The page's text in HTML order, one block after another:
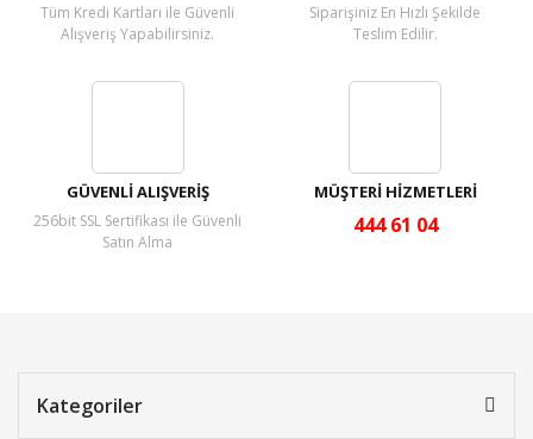
Tüm Kredi Kartları ile Güvenli
Alışveriş Yapabilirsiniz.
Siparişiniz En Hızlı Şekilde
Teslim Edilir.
GÜVENLİ ALIŞVERİŞ
256bit SSL Sertifikası ile Güvenli
Satın Alma
MÜŞTERİ HİZMETLERİ
444 61 04
Kategoriler